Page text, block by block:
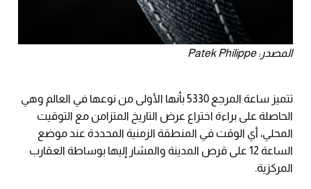
المصدر: Patek Philippe
تتميز ساعة المرجع 5330 بأنها الأولى من نوعها في العالم وهي
الحاصلة على براءة اختراع عرض التاريخ المتزامن مع التوقيت
المحلي، أي الوقت في المنطقة الزمنية المحددة عند موضع
الساعة 12 على قرص المدينة والمشار إليها بوساطة العقارب
المركزية.